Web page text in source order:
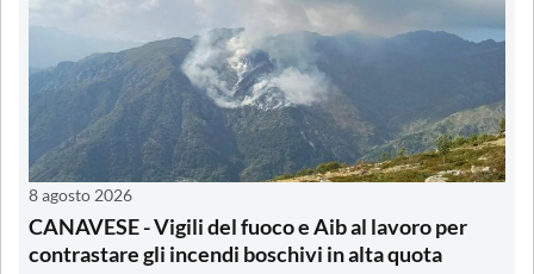
8 agosto 2026
CANAVESE - Vigili del fuoco e Aib al lavoro per
contrastare gli incendi boschivi in alta quota